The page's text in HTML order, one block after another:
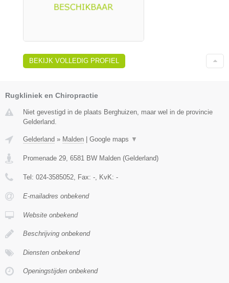
BEKIJK VOLLEDIG PROFIEL
Rugkliniek en Chiropractie
Niet gevestigd in de plaats Berghuizen, maar wel in de provincie
Gelderland.
Gelderland » Malden Google maps ▼
Promenade 29 6581 BW Malden (Gelderland)
Tel: 024-3585052 , Fax: - , KvK: -
E-mailadres onbekend
Website onbekend
Beschrijving onbekend
Diensten onbekend
Openingstijden onbekend